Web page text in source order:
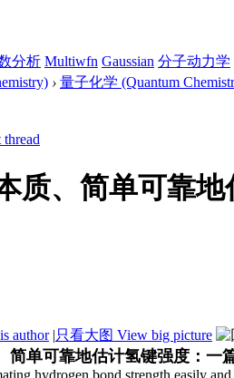
分析 Multiwfn Gaussian 分子动力学
› 量子化学 (Quantum
质、简单可靠
author |只看大图 View big picture
简单可靠地估计氢键强度：一
hydrogen bond strength easily